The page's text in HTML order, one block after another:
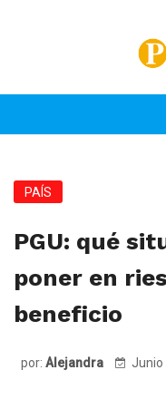
PAÍS
PGU: qué
poner en
beneficio
por: Alejandra Junio